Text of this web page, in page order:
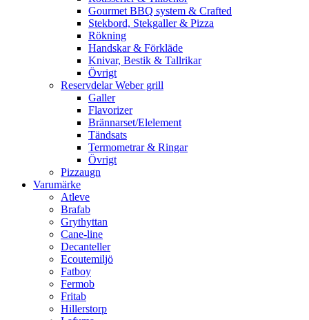
Gourmet BBQ system & Crafted
Stekbord, Stekgaller & Pizza
Rökning
Handskar & Förkläde
Knivar, Bestik & Tallrikar
Övrigt
Reservdelar Weber grill
Galler
Flavorizer
Brännarset/Elelement
Tändsats
Termometrar & Ringar
Övrigt
Pizzaugn
Varumärke
Atleve
Brafab
Grythyttan
Cane-line
Decanteller
Ecoutemiljö
Fatboy
Fermob
Fritab
Hillerstorp